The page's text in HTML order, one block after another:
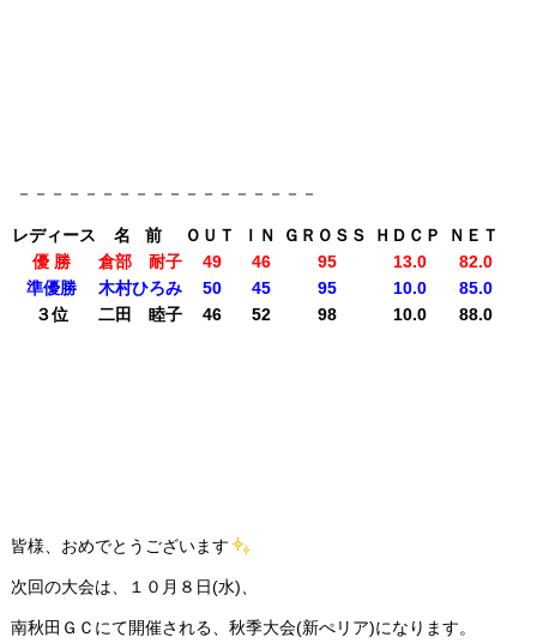
－－－－－－－－－－－－－－－－－－
レディース 名 前 ＯＵＴ ＩＮ ＧＲＯＳＳ ＨＤＣＰ
ＮＥＴ
優 勝
倉部 耐子 49 46 95 13.0
82.0
準優勝
木村ひろみ 50 45 95 10.0
85.0
３位
二田 睦子 46 52 98 10.0 88.0
皆様、おめでとうございます
次回の大会は、１０月８日(水)、
南秋田ＧＣにて開催される、秋季大会(新ぺリア)になります。